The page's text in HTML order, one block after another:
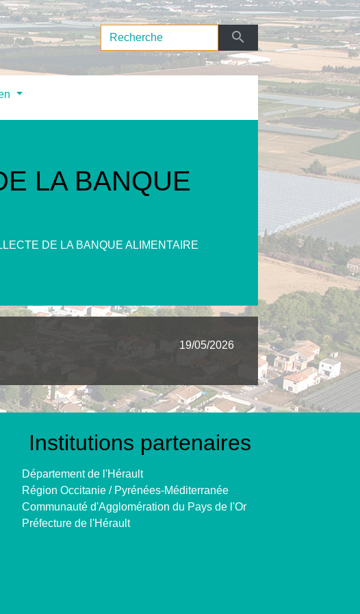
search
LA BANQUE
DE LA BANQUE ALIMENTAIRE
19/05/2026
Institutions partenaires
Département de l'Hérault
Région Occitanie / Pyrénées-Méditerranée
Communauté d'Agglomération du Pays de l'Or
Préfecture de l'Hérault